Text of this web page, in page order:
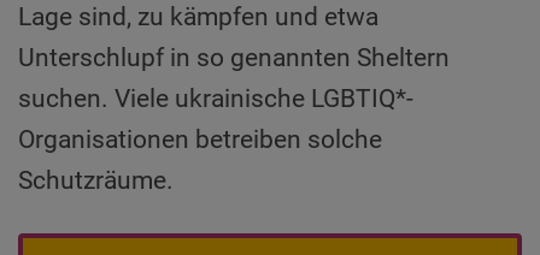
Lage sind, zu kämpfen und etwa
Unterschlupf in so genannten Sheltern
suchen. Viele ukrainische LGBTIQ*-
Organisationen betreiben solche
Schutzräume.